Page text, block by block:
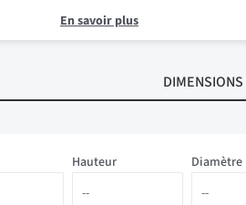
En savoir plus
DIMENSIONS
Diamètre
Hauteur